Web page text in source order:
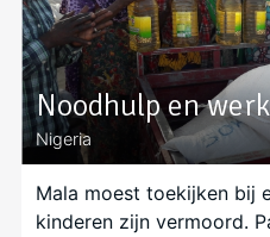
Noodhulp en
Nigeria
Mala moest toekijken bij
kinderen zijn vermoord.